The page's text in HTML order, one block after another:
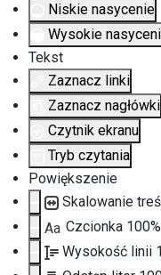
Niskie nasycenie
Wysokie
Tekst
Zaznacz linki
Zaznacz nagłówki
Czytnik ekranu
Tryb czytania
Powiększenie
Skalowanie
Aa Czcionka 100%
Wysokość linii